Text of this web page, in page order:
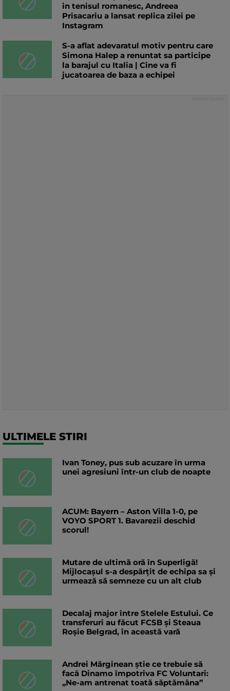
in tenisul romanesc, Andreea
Prisacariu a lansat replica zilei pe
Instagram
S-a aflat adevaratul motiv pentru care
Simona Halep a renuntat sa participe
la barajul cu Italia | Cine va fi
jucatoarea de baza a echipei
ULTIMELE STIRI
Ivan Toney, pus sub acuzare în urma
unei agresiuni într-un club de noapte
ACUM: Bayern – Aston Villa 1-0, pe
VOYO SPORT 1. Bavarezii deschid
scorul!
Mutare de ultimă oră în Superligă!
Mijlocașul s-a despărțit de echipa sa și
urmează să semneze cu un alt club
Decalaj major între Stelele Estului. Ce
transferuri au făcut FCSB și Steaua
Roșie Belgrad, în această vară
Andrei Mărginean știe ce trebuie să
facă Dinamo împotriva FC Voluntari:
„Ne-am antrenat toată săptămâna”